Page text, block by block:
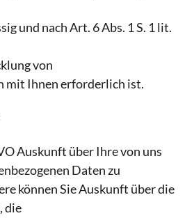
und nach Art. 6 Abs. 1 S. 1 lit.
von
mit Ihnen erforderlich ist.
Auskunft über Ihre von uns
Daten zu
können Sie Auskunft über die
die